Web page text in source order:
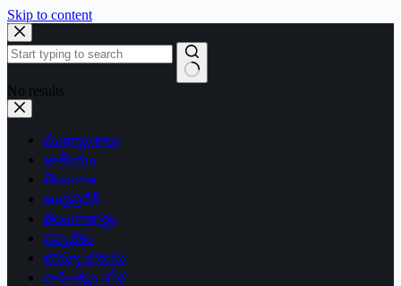
Skip to content
No results
ముఖ్యాంశాలు
జాతీయం
తెలంగాణ
ఆంధ్రప్రదేశ్
తెలంగాణార్థం
సన్నివేశం
బొమ్మా బొరుసు
సాహిత్యం-శోభ